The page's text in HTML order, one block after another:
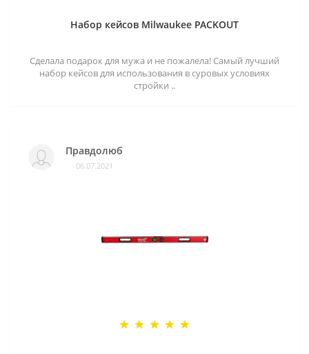
Набор кейсов Milwaukee PACKOUT
Сделала подарок для мужа и не пожалела! Самый лучший
набор кейсов для использования в суровых условиях
стройки ..
Правдолюб
06.07.2021